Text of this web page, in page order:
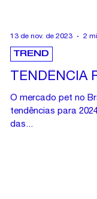
TENDÊNCIA
O mercado pet no
tendências para
das...
TREND
13 de nov. de 2023 2